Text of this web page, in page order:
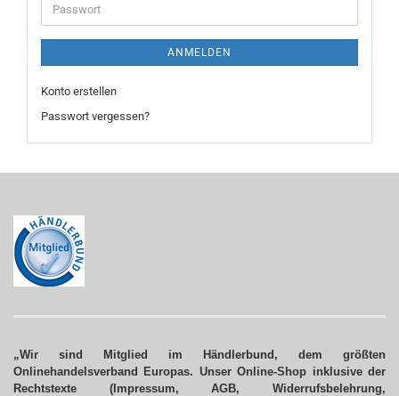
Passwort
ANMELDEN
Konto erstellen
Passwort vergessen?
„Wir sind Mitglied im Händlerbund, dem größten
Onlinehandelsverband Europas. Unser Online-Shop inklusive der
Rechtstexte (Impressum, AGB, Widerrufsbelehrung,